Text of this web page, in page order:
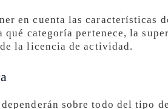
en cuenta las características
qué categoría pertenece, la
la licencia de actividad.
sobre todo del tipo